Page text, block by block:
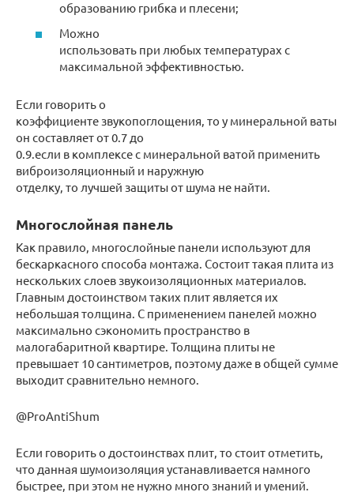
образованию грибка и плесени;
Можно
использовать при любых температурах с
максимальной эффективностью.
Если говорить о
коэффициенте звукопоглощения, то у минеральной ваты
он составляет от 0.7 до
0.9.если в комплексе с минеральной ватой применить
виброизоляционный и наружную
отделку, то лучшей защиты от шума не найти.
Многослойная панель
Как правило, многослойные панели используют для
бескаркасного способа монтажа. Состоит такая плита из
нескольких слоев звукоизоляционных материалов.
Главным достоинством таких плит является их
небольшая толщина. С применением панелей можно
максимально сэкономить пространство в
малогабаритной квартире. Толщина плиты не
превышает 10 сантиметров, поэтому даже в общей сумме
выходит сравнительно немного.
@ProAntiShum
Если говорить о достоинствах плит, то стоит отметить,
что данная шумоизоляция устанавливается намного
быстрее, при этом не нужно много знаний и умений.